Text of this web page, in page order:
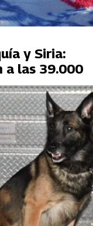
y Siria:
a las 39.000